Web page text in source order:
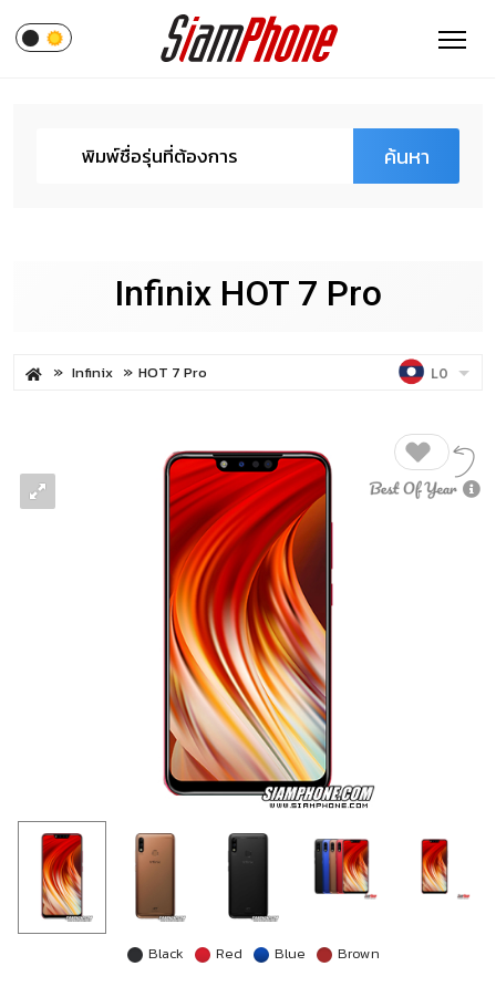
ค้นหา
Infinix HOT 7 Pro
Infinix HOT 7 Pro LO
Black Red Blue Brown